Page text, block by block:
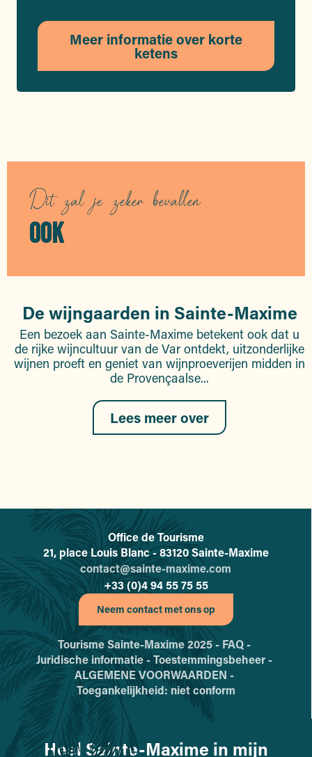
Meer informatie over korte
ketens
Dit zal je zeker bevallen
OOK
De wijngaarden in Sainte-Maxime
Een bezoek aan Sainte-Maxime betekent ook dat u
de rijke wijncultuur van de Var ontdekt, uitzonderlijke
wijnen proeft en geniet van wijnproeverijen midden in
de Provençaalse...
Lees meer over
L'office de tourisme de Sainte-
Office de Tourisme
21, place Louis Blanc - 83120 Sainte-Maxime
contact@sainte-maxime.com
+33 (0)4 94 55 75 55
Neem contact met ons op
Tourisme Sainte-Maxime 2025 - FAQ -
Juridische informatie -Toestemmingsbeheer -
ALGEMENE VOORWAARDEN -
Toegankelijkheid: niet conform
Heel Sainte-Maxime in mijn